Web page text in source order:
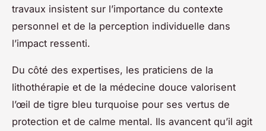
travaux insistent sur l’importance du contexte
personnel et de la perception individuelle dans
l’impact ressenti.
Du côté des expertises, les praticiens de la
lithothérapie et de la médecine douce valorisent
l’œil de tigre bleu turquoise pour ses vertus de
protection et de calme mental. Ils avancent qu’il agit